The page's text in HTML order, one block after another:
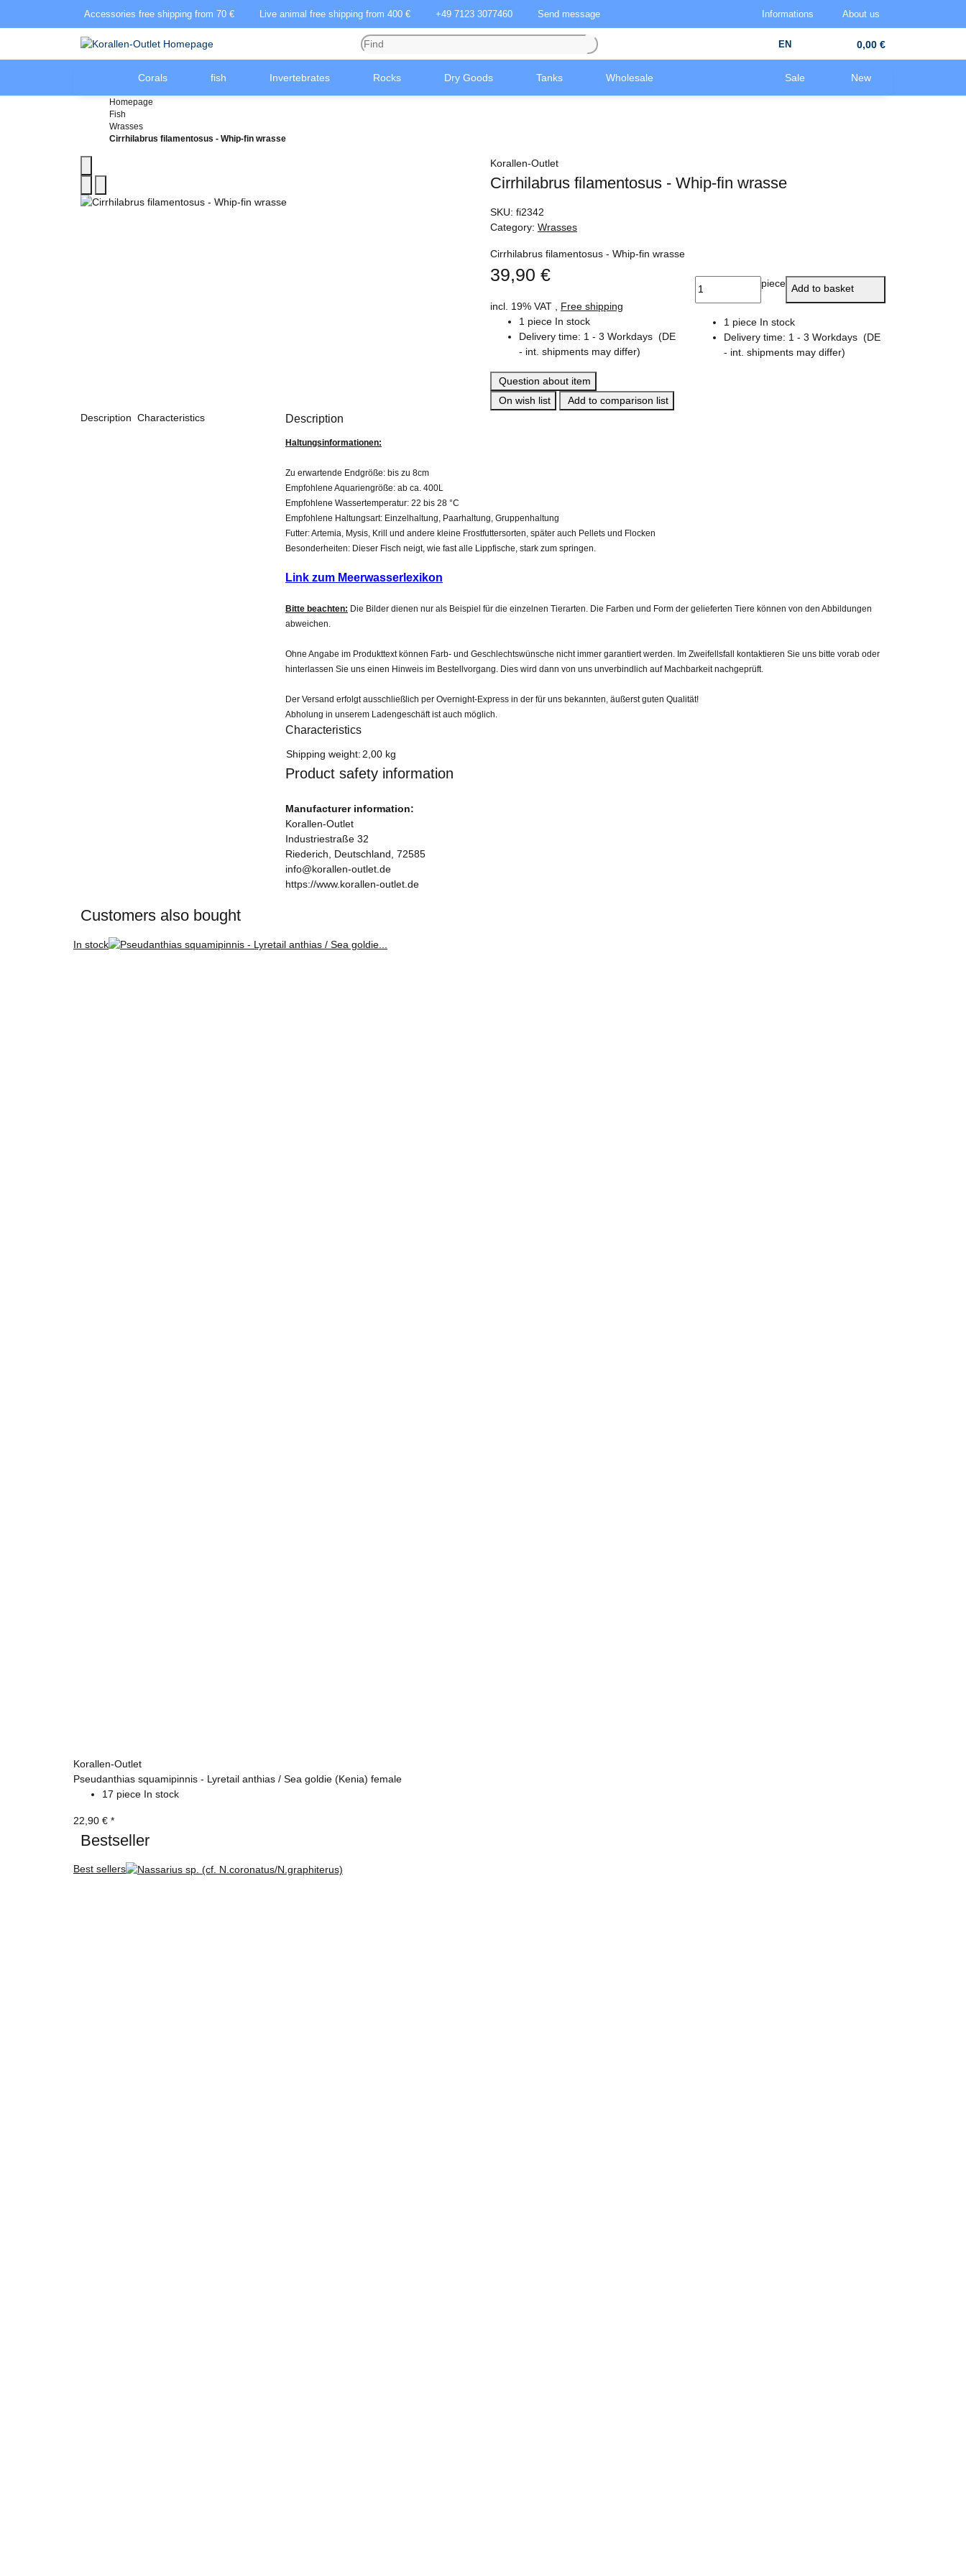
Accessories free shipping from 70 € Live animal free shipping from 400 € +49 7123 3077460 Send message Informations About us
EN 0,00 €
Corals fish Invertebrates Rocks Dry Goods Tanks Wholesale Sale New
Homepage
Fish
Wrasses
Cirrhilabrus filamentosus - Whip-fin wrasse
Korallen-Outlet
Cirrhilabrus filamentosus - Whip-fin wrasse
SKU: fi2342
Category: Wrasses
Cirrhilabrus filamentosus - Whip-fin wrasse
39,90 €
incl. 19% VAT , Free shipping
1 piece In stock
Delivery time: 1 - 3 Workdays (DE
- int. shipments may differ)
piece Add to basket
1 piece In stock
Delivery time: 1 - 3 Workdays (DE
- int. shipments may differ)
Question about item
On wish list
Add to comparison list
Description Characteristics Description
Haltungsinformationen:
Zu erwartende Endgröße: bis zu 8cm
Empfohlene Aquariengröße: ab ca. 400L
Empfohlene Wassertemperatur: 22 bis 28 °C
Empfohlene Haltungsart: Einzelhaltung, Paarhaltung, Gruppenhaltung
Futter: Artemia, Mysis, Krill und andere kleine Frostfuttersorten, später auch Pellets und Flocken
Besonderheiten: Dieser Fisch neigt, wie fast alle Lippfische, stark zum springen.
Link zum Meerwasserlexikon
Bitte beachten: Die Bilder dienen nur als Beispiel für die einzelnen Tierarten. Die Farben und Form der gelieferten Tiere können von den Abbildungen
abweichen.
Ohne Angabe im Produkttext können Farb- und Geschlechtswünsche nicht immer garantiert werden. Im Zweifellsfall kontaktieren Sie uns bitte vorab oder
hinterlassen Sie uns einen Hinweis im Bestellvorgang. Dies wird dann von uns unverbindlich auf Machbarkeit nachgeprüft.
Der Versand erfolgt ausschließlich per Overnight-Express in der für uns bekannten, äußerst guten Qualität!
Abholung in unserem Ladengeschäft ist auch möglich.
Characteristics
Item information
Value
Shipping weight: 2,00 kg
Product safety information
Manufacturer information:
Korallen-Outlet
Industriestraße 32
Riederich, Deutschland, 72585
info@korallen-outlet.de
https://www.korallen-outlet.de
Customers also bought
In stock
Korallen-Outlet
Pseudanthias squamipinnis - Lyretail anthias / Sea goldie (Kenia) female
17 piece In stock
22,90 € *
Bestseller
Best sellers